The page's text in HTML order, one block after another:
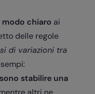
modo chiaro ai
delle regole
di variazioni tra
stabilire una